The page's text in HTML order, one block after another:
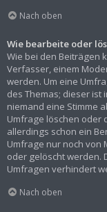
Nach oben
Wie bearbeite oder
Wie bei den Beiträgen
Verfasser, einem
werden. Um eine
des Themas; dieser ist
niemand eine Stimme
Umfrage löschen oder
allerdings schon ein
Umfrage nur noch von
oder gelöscht werden.
Umfragen verhindert
Nach oben